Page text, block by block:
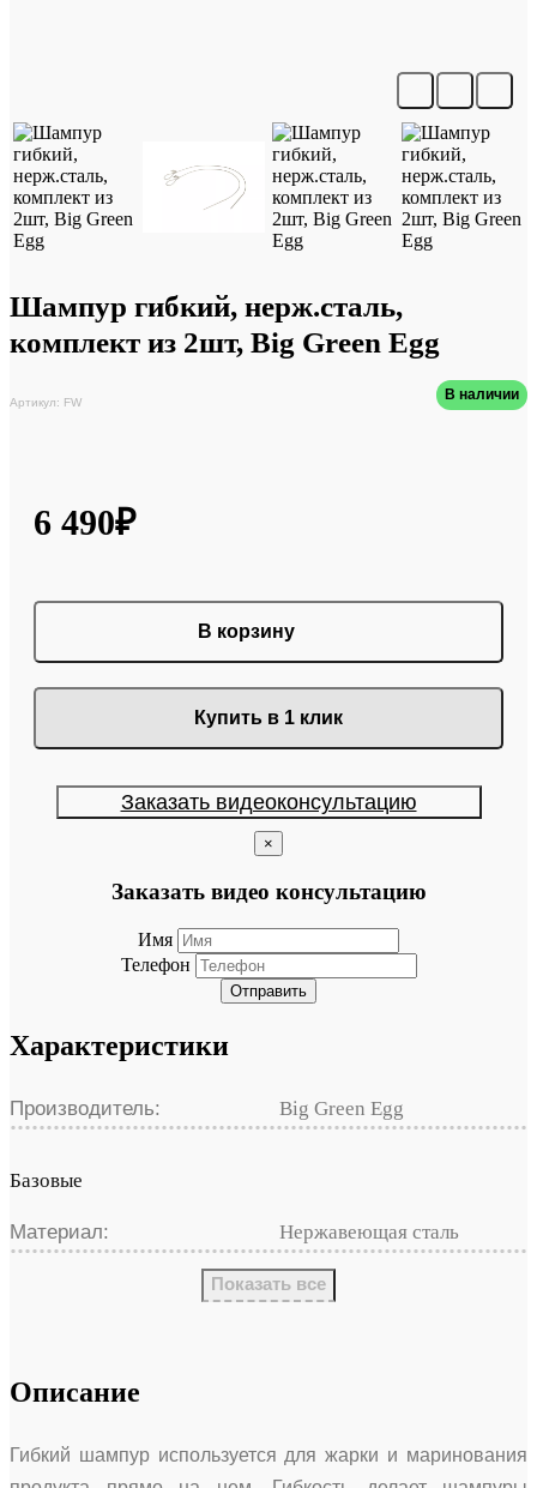
Шампур гибкий, нерж.сталь,
комплект из 2шт, Big Green Egg
Артикул: FW В наличии
6 490₽
В корзину
Купить в 1 клик
Заказать видеоконсультацию
×
Заказать видео консультацию
Имя
Телефон
Отправить
Характеристики
Производитель: Big Green Egg
Базовые
Материал: Нержавеющая сталь
Показать все
Описание
Гибкий шампур используется для жарки и маринования